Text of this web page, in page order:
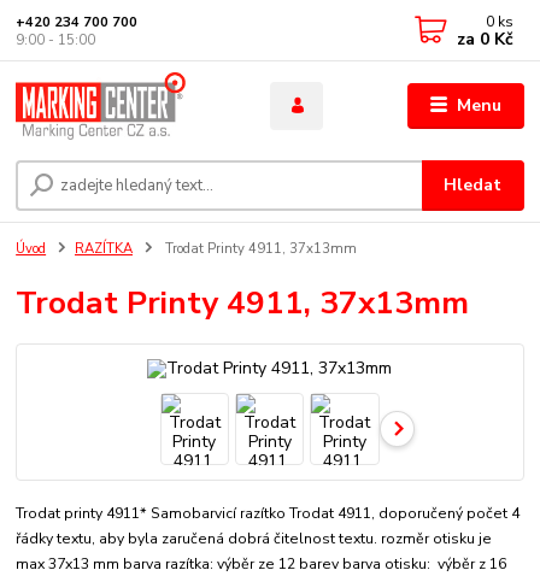
Menu
Hledat
+420 234 700 700
9:00 - 15:00
0 ks
za 0 Kč
Úvod RAZÍTKA Trodat Printy 4911, 37x13mm
Trodat Printy 4911, 37x13mm
Trodat printy 4911* Samobarvicí razítko Trodat 4911, doporučený počet 4
řádky textu, aby byla zaručená dobrá čitelnost textu. rozměr otisku je
max 37x13 mm barva razítka: výběr ze 12 barev barva otisku: výběr z 16